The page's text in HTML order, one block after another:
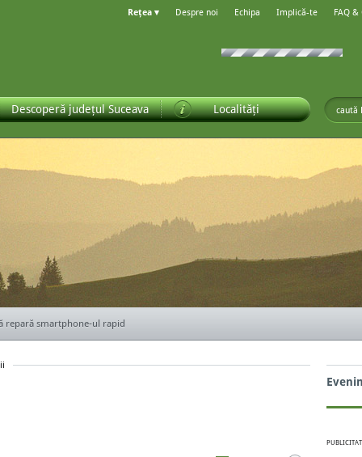
Descoperă județul Suceava Localități
Despre noi Echipa Implică-te FAQ &
Rețea ▾
repară smartphone-ul rapid